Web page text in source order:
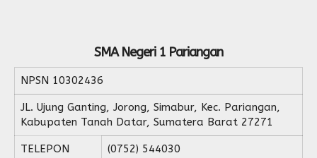
SMA Negeri 1 Pariangan
NPSN 10302436
JL. Ujung Ganting, Jorong, Simabur, Kec. Pariangan,
Kabupaten Tanah Datar, Sumatera Barat 27271
TELEPON (0752) 544030